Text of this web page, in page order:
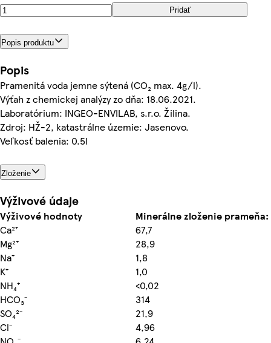
Pridať
Popis produktu
Popis
Pramenitá voda jemne sýtená (CO₂ max. 4g/l).
Výťah z chemickej analýzy zo dňa: 18.06.2021.
Laboratórium: INGEO-ENVILAB, s.r.o. Žilina.
Zdroj: HŽ-2, katastrálne územie: Jasenovo.
Veľkosť balenia: 0.5l
Zloženie
Výživové údaje
Výživové hodnoty
Minerálne zloženie prameňa:
Ca²⁺
67,7
Mg²⁺
28,9
Na⁺
1,8
K⁺
1,0
NH₄⁺
<0,02
HCO₃⁻
314
SO₄²⁻
21,9
Cl⁻
4,96